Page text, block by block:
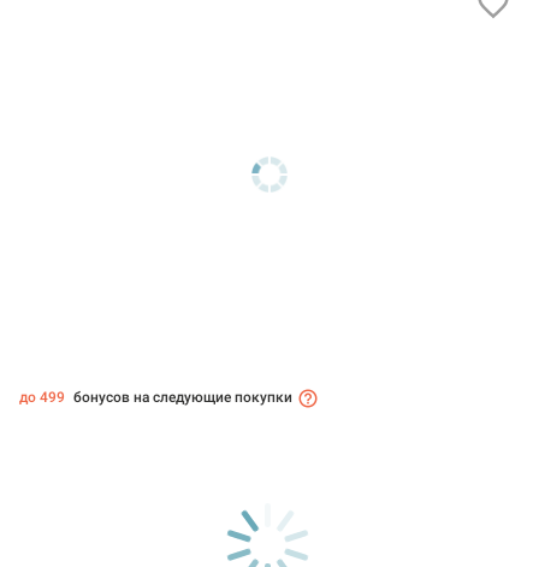
до 499 бонусов на следующие покупки